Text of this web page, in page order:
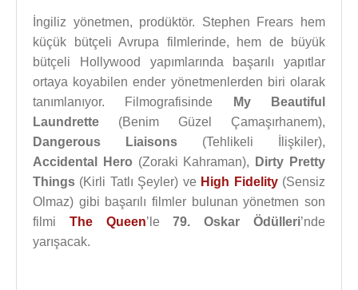
İngiliz yönetmen, prodüktör. Stephen Frears hem
küçük bütçeli Avrupa filmlerinde, hem de büyük
bütçeli Hollywood yapımlarında başarılı yapıtlar
ortaya koyabilen ender yönetmenlerden biri olarak
tanımlanıyor. Filmografisinde
My Beautiful
Laundrette (Benim Güzel Çamaşırhanem),
Dangerous Liaisons (Tehlikeli İlişkiler),
Accidental Hero (Zoraki Kahraman),
Dirty Pretty
Things (Kirli Tatlı Şeyler) ve High Fidelity(Sensiz
Olmaz) gibi başarılı filmler bulunan yönetmen son
filmi The Queen’le79. Oskar Ödülleri’nde
yarışacak.